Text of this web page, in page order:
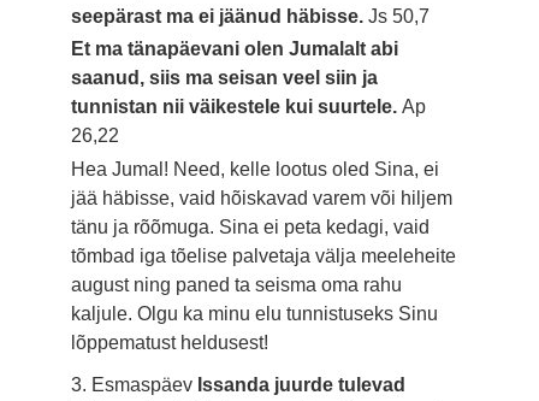
seepärast ma ei jäänud häbisse.Js 50,7
Et ma tänapäevani olen Jumalalt abi
saanud, siis ma seisan veel siin ja
tunnistan nii väikestele kui suurtele.Ap
26,22
Hea Jumal! Need, kelle lootus oled Sina, ei
jää häbisse, vaid hõiskavad varem või hiljem
tänu ja rõõmuga. Sina ei peta kedagi, vaid
tõmbad iga tõelise palvetaja välja meeleheite
august ning paned ta seisma oma rahu
kaljule. Olgu ka minu elu tunnistuseks Sinu
lõppematust heldusest!
3. Esmaspäev Issanda juurde tulevad